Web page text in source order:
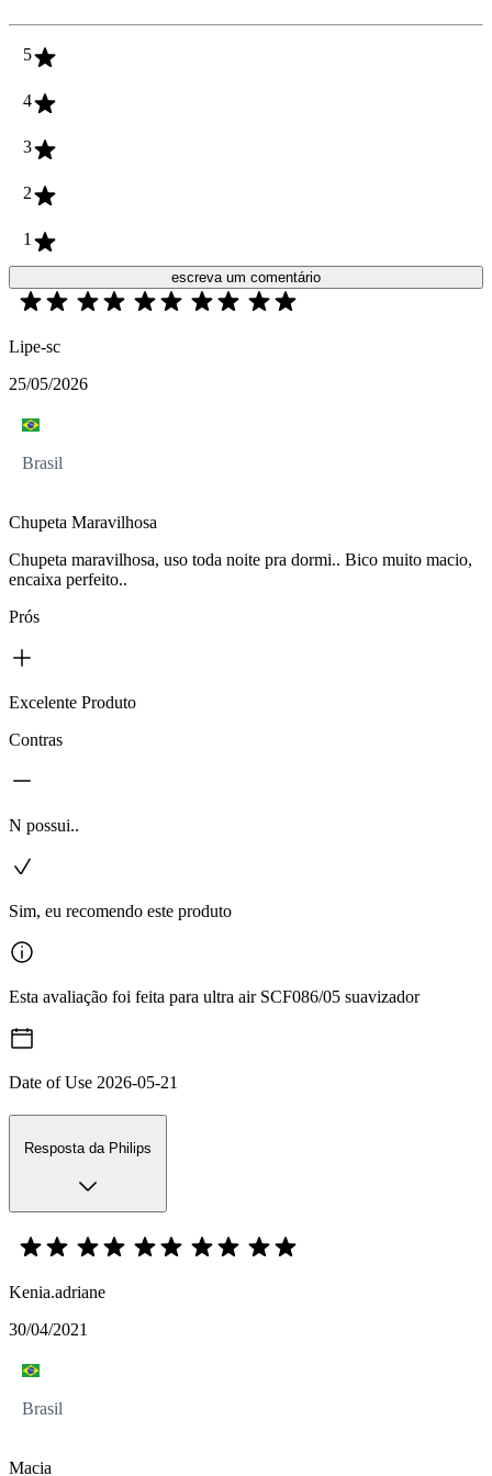
5
4
3
2
1
escreva um comentário
Lipe-sc
25/05/2026
Brasil
Chupeta Maravilhosa
Chupeta maravilhosa, uso toda noite pra dormi.. Bico muito macio,
encaixa perfeito..
Prós
Excelente Produto
Contras
N possui..
Sim, eu recomendo este produto
Esta avaliação foi feita para ultra air SCF086/05 suavizador
Date of Use 2026-05-21
Resposta da Philips
Kenia.adriane
30/04/2021
Brasil
Macia